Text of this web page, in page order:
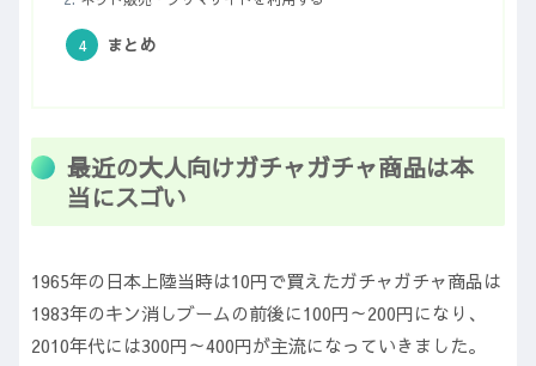
まとめ
最近の大人向けガチャガチャ商品は本
当にスゴい
1965年の日本上陸当時は10円で買えたガチャガチャ商品は
1983年のキン消しブームの前後に100円～200円になり、
2010年代には300円～400円が主流になっていきました。